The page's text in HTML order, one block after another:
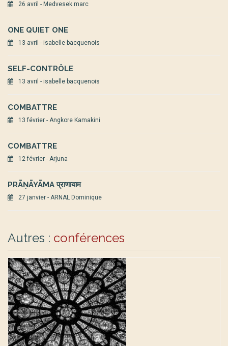
26 avril - Medvesek marc
ONE QUIET ONE
13 avril - isabelle bacquenois
SELF-CONTRÔLE
13 avril - isabelle bacquenois
COMBATTRE
13 février - Angkore Kamakini
COMBATTRE
12 février - Arjuna
PRĀṆĀYĀMA प्राणायाम
27 janvier - ARNAL Dominique
Autres : conférences